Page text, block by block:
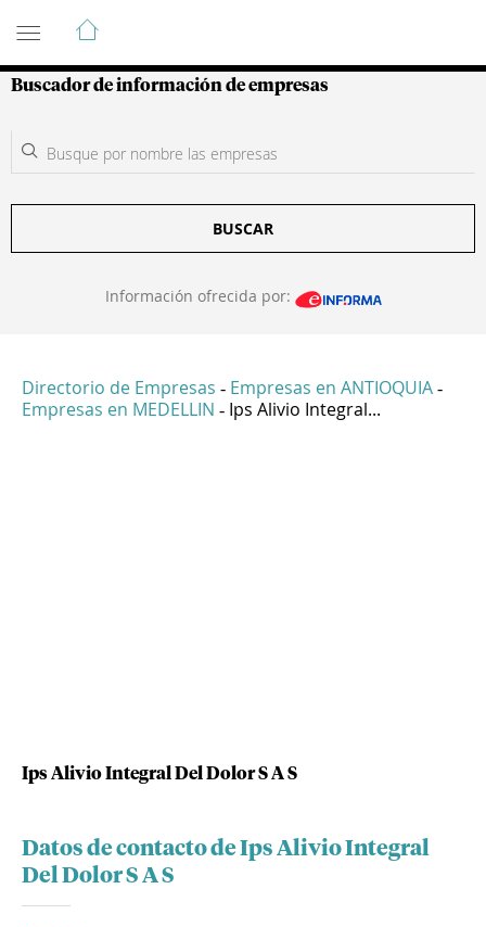
Guía de Empresas Colombianas
Buscador de información de empresas
BUSCAR
Información ofrecida por:
Directorio de Empresas - Empresas en ANTIOQUIA -
Empresas en MEDELLIN - Ips Alivio Integral...
Ips Alivio Integral Del Dolor S A S
Datos de contacto de Ips Alivio Integral
Del Dolor S A S